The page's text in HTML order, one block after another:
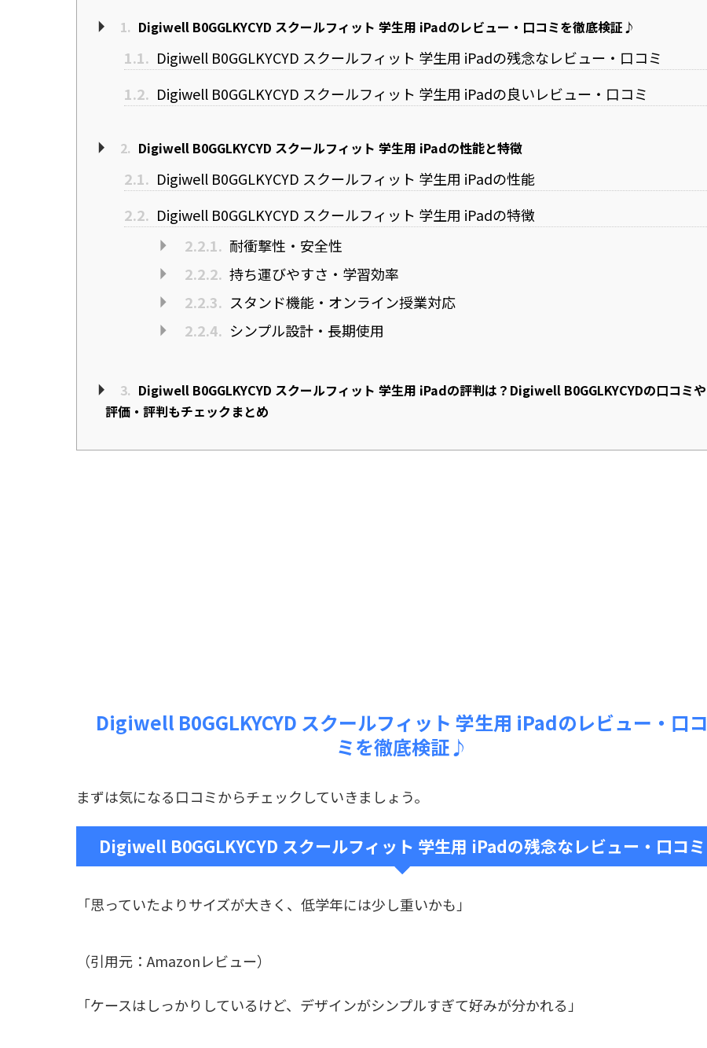
1. Digiwell B0GGLKYCYD スクールフィット 学生用 iPadのレビュー・口コミを徹底検証♪
1.1. Digiwell B0GGLKYCYD スクールフィット 学生用 iPadの残念なレビュー・口コミ
1.2. Digiwell B0GGLKYCYD スクールフィット 学生用 iPadの良いレビュー・口コミ
2. Digiwell B0GGLKYCYD スクールフィット 学生用 iPadの性能と特徴
2.1. Digiwell B0GGLKYCYD スクールフィット 学生用 iPadの性能
2.2. Digiwell B0GGLKYCYD スクールフィット 学生用 iPadの特徴
2.2.1. 耐衝撃性・安全性
2.2.2. 持ち運びやすさ・学習効率
2.2.3. スタンド機能・オンライン授業対応
2.2.4. シンプル設計・長期使用
3. Digiwell B0GGLKYCYD スクールフィット 学生用 iPadの評判は？Digiwell B0GGLKYCYDの口コミや
評価・評判もチェックまとめ
Digiwell B0GGLKYCYD スクールフィット 学生用 iPadのレビュー・口コ
ミを徹底検証♪
まずは気になる口コミからチェックしていきましょう。
Digiwell B0GGLKYCYD スクールフィット 学生用 iPadの残念なレビュー・口コミ
「思っていたよりサイズが大きく、低学年には少し重いかも」
（引用元：Amazonレビュー）
「ケースはしっかりしているけど、デザインがシンプルすぎて好みが分かれる」